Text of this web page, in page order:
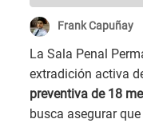
Frank Capuñay
La Sala Penal
extradición activa
preventiva de 18
busca asegurar